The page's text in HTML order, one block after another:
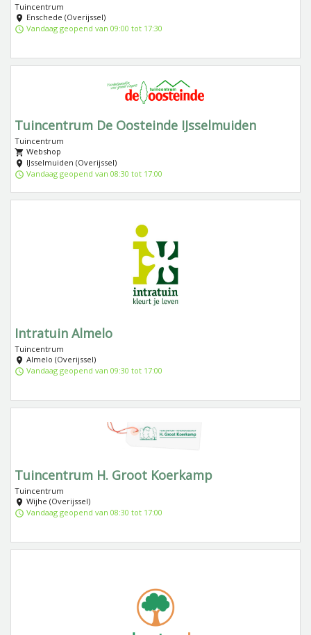
Tuincentrum
Enschede (Overijssel)
Vandaag geopend van 09:00 tot 17:30
Tuincentrum De Oosteinde IJsselmuiden
Tuincentrum
Webshop
IJsselmuiden (Overijssel)
Vandaag geopend van 08:30 tot 17:00
Intratuin Almelo
Tuincentrum
Almelo (Overijssel)
Vandaag geopend van 09:30 tot 17:00
Tuincentrum H. Groot Koerkamp
Tuincentrum
Wijhe (Overijssel)
Vandaag geopend van 08:30 tot 17:00